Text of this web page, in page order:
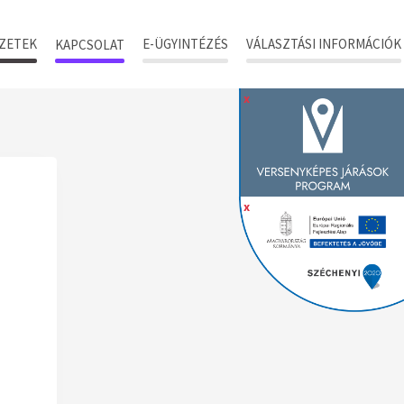
KAPCSOLAT E-ÜGYINTÉZÉS VÁLASZTÁSI INFORMÁCIÓK
x
x